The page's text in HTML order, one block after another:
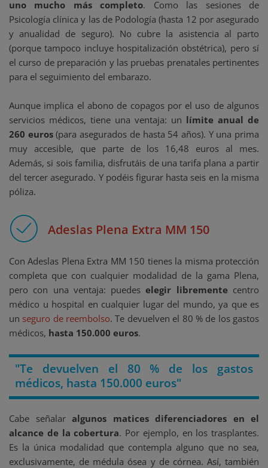
uno mucho más completo. Como las sesiones de
Psicología clínica y las de Podología (hasta 12 por asegurado
y anualidad de seguro). No cubre la asistencia al parto
(porque tampoco incluye hospitalización obstétrica), pero sí
el curso de preparación y las pruebas prenatales pertinentes
para el seguimiento del embarazo.
Aunque implica el abono de copagos por el uso de algunos
servicios médicos, tiene una ventaja: un límite anual de
260 euros(para asegurados de hasta 54 años). Y una prima
muy accesible, que parte de los 16,48 euros al mes.
Además, si sois familia, disfrutáis de una tarifa plana a partir
del tercer asegurado. Y podéis figurar hasta seis en la misma
póliza.
Adeslas Plena Extra MM 150
Con Adeslas Plena Extra MM 150 tienes la misma protección
completa que con cualquier modalidad de la gama Plena,
pero con una ventaja: puedeselegir libremente centro
médico u hospital en cualquier lugar del mundo, ya que es
un seguro de reembolso. Te devuelven el 80 % de los gastos
médicos, hasta 150.000 euros.
"Te devuelven el 80 % de los gastos
médicos, hasta 150.000 euros"
Cabe señalar algunos matices diferenciadores en el
alcance de la cobertura. Por ejemplo, en los trasplantes.
Es la única modalidad que contempla alguno que no sea,
exclusivamente, de médula ósea y de córnea. Así, también